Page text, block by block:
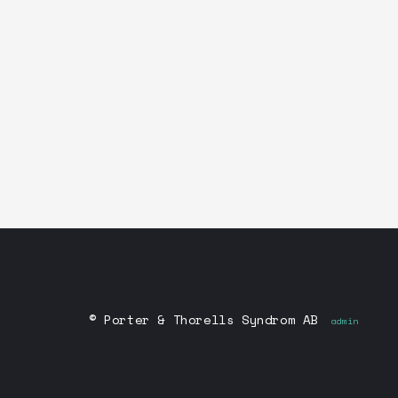
© Porter & Thorells Syndrom AB admin